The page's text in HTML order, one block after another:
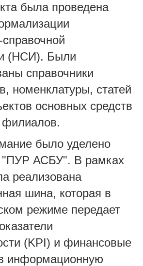
была проведена
(НСИ). Были
справочники
номенклатуры, статей
основных средств
филиалов.
было уделено
"ПУР АСБУ". В рамках
реализована
шина, которая в
режиме передает
(KPI) и финансовые
информационную